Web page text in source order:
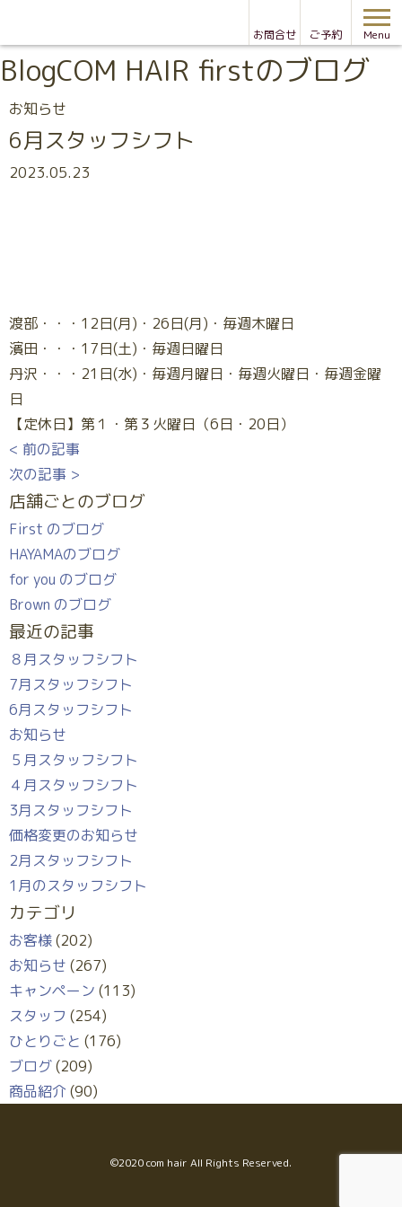
お問合せ ご予約 Menu
BlogCOM HAIR firstのブログ
お知らせ
6月スタッフシフト
2023.05.23
渡部・・・12日(月)・26日(月)・毎週木曜日
濱田・・・17日(土)・毎週日曜日
丹沢・・・21日(水)・毎週月曜日・毎週火曜日・毎週金曜
日
【定休日】第１・第３火曜日（6日・20日）
< 前の記事
次の記事 >
店舗ごとのブログ
First のブログ
HAYAMAのブログ
for you のブログ
Brown のブログ
最近の記事
８月スタッフシフト
7月スタッフシフト
6月スタッフシフト
お知らせ
５月スタッフシフト
４月スタッフシフト
3月スタッフシフト
価格変更のお知らせ
2月スタッフシフト
1月のスタッフシフト
カテゴリ
お客様(202)
お知らせ (267)
キャンペーン (113)
スタッフ (254)
ひとりごと (176)
ブログ(209)
商品紹介 (90)
©︎2020 com hair All Rights Reserved.